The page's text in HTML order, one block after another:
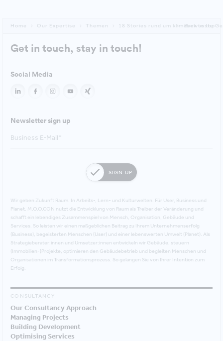
Home Our Expertise Themen 18 Stories rund um klimabewusste
Back to top
Get in touch, stay in touch!
Social Media
Newsletter sign up
SIGN UP
Wir geben Zukunft Raum. In Arbeits-, Lern- und Kulturwelten. Für User, Business und
Planet. M.O.O.CON nutzt die Entwicklung von Raum als Treiber der Veränderung und
schafft ein lebendiges Zusammenspiel von Mensch, Organisation, Gebäude und
Services. So leisten wir einen maßgeblichen Beitrag zu Ihrem Unternehmenserfolg
(Business), begeisterten Menschen (User) und einer lebenswerten Umwelt (Planet). Als
Strategieberater:innen und Umsetzer:innen entwickeln wir Gebäude, steuern
(Immobilien-)Projekte, optimieren den Gebäudebetrieb und begleiten Menschen und
Organisationen im Transformationsprozess. So gelangen Sie von Ihrer Intention zum
Erfolg.
CONSULTANCY
Our Consultancy Approach
Managing Projects
Building Development
Optimising Services